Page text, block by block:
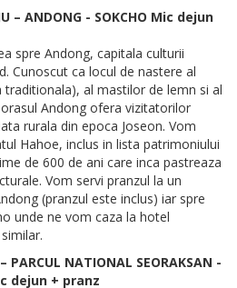
– ANDONG - SOKCHO Mic dejun
spre Andong, capitala culturii
Cunoscut ca locul de nastere al
al mastilor de lemn si al
Andong ofera vizitatorilor
rurala din epoca Joseon. Vom
Hahoe, inclus in lista patrimoniului
de 600 de ani care inca pastreaza
Vom servi pranzul la un
(pranzul este inclus) iar spre
unde ne vom caza la hotel
PARCUL NATIONAL SEORAKSAN -
dejun + pranz